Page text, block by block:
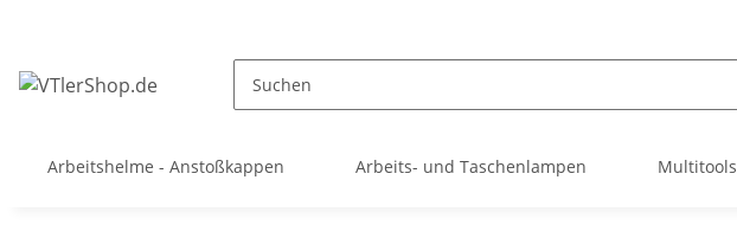
Arbeitshelme - Anstoßkappen Arbeits- und Taschenlampen Multitools